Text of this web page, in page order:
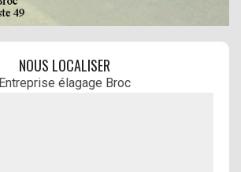
NOUS LOCALISER
Entreprise élagage Broc